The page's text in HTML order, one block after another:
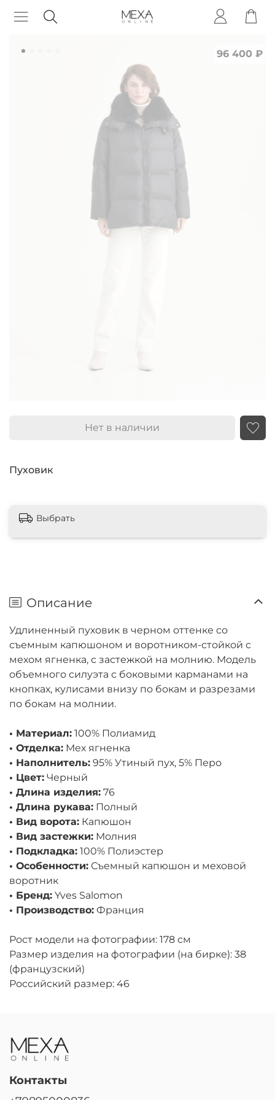
Пуховик
96 400 ₽
Нет в наличии
Выбрать
Описание
Удлиненный пуховик в черном оттенке со
съемным капюшоном и воротником-стойкой с
мехом ягненка, с застежкой на молнию. Модель
объемного силуэта с боковыми карманами на
кнопках, кулисами внизу по бокам и разрезами
по бокам на молнии.
• Материал: 100% Полиамид
• Отделка: Мех ягненка
• Наполнитель: 95% Утиный пух, 5% Перо
• Цвет: Черный
• Длина изделия: 76
• Длина рукава: Полный
• Вид ворота: Капюшон
• Вид застежки: Молния
• Подкладка: 100% Полиэстер
• Особенности: Съемный капюшон и меховой
воротник
• Бренд: Yves Salomon
• Производство: Франция
Рост модели на фотографии: 178 см
Размер изделия на фотографии (на бирке): 38
(французский)
Российский размер: 46
Контакты